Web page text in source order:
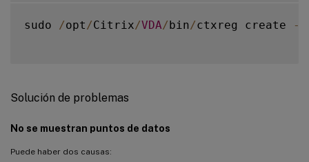
sudo /opt /Citrix/VDA/bin/ctxreg create -
Solución de problemas
No se muestran puntos de datos
Puede haber dos causas: